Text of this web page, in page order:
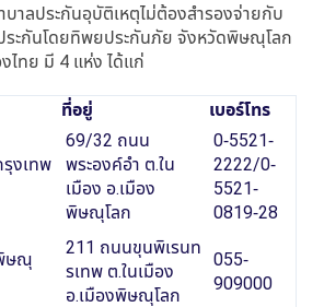
าลประกันอุบัติเหตุไม่ต้องสำรองจ่ายกับ
ะกันโดยทิพยประกันภัย จังหวัดพิษณุโลก
ทย มี 4 แห่ง ได้แก่
ที่อยู่ เบอร์โทร
งเทพ
69/32 ถนน
พระองค์อำ ต.ใน
เมือง อ.เมือง
พิษณุโลก
0-5521-
2222/0-
5521-
0819-28
ษณุ
211 ถนนขุนพิเรนท
รเทพ ต.ในเมือง
อ.เมืองพิษณุโลก
055-
909000